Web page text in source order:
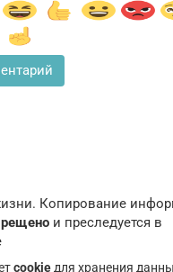
Копирование
и преследуется в
cookie для хранения